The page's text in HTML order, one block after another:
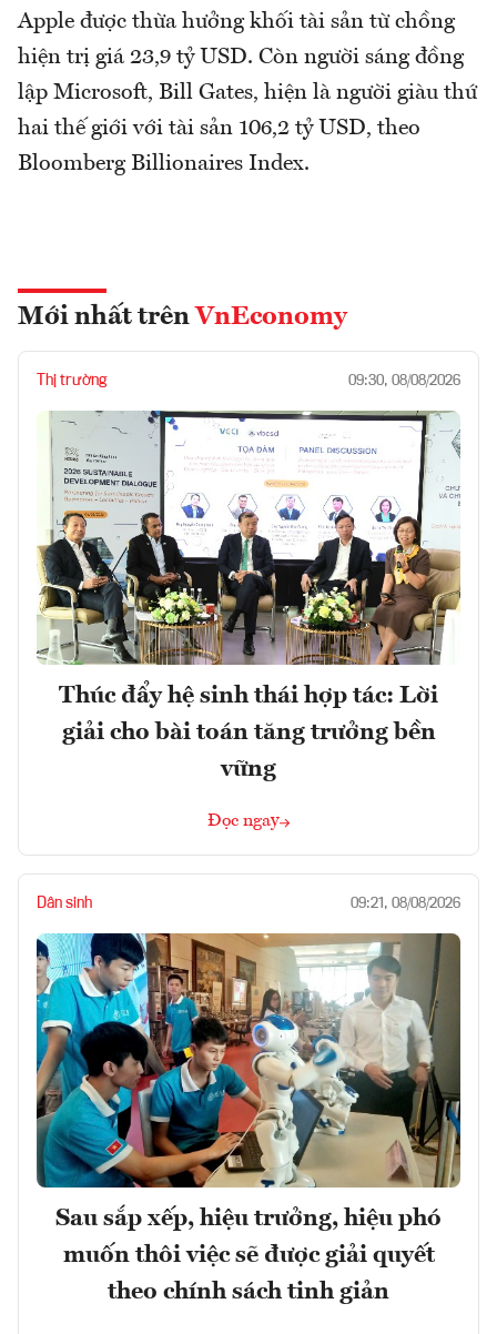
Apple được thừa hưởng khối tài sản từ chồng
hiện trị giá 23,9 tỷ USD. Còn người sáng đồng
lập Microsoft, Bill Gates, hiện là người giàu thứ
hai thế giới với tài sản 106,2 tỷ USD, theo
Bloomberg Billionaires Index.
Mới nhất trên VnEconomy
Thị trường 09:30, 08/08/2026
Thúc đẩy hệ sinh thái hợp tác: Lời
giải cho bài toán tăng trưởng bền
vững
Đọc ngay
Dân sinh 09:21, 08/08/2026
Sau sắp xếp, hiệu trưởng, hiệu phó
muốn thôi việc sẽ được giải quyết
theo chính sách tinh giản